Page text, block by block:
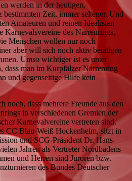
werden in der heutigen,
Zeit, immer seltener. Und
Amateuren und reinen Idealisten
Karnevalsvereine des Narrenrings,
Menschen wollen nur noch
aber will sich noch aktiv betätigen
Umso wichtiger ist es unter
dass man im Kurpfälzer Narrenring
und gegenseitige Hilfe kein
noch, dass mehrere Freunde aus den
in verschiedenen Gremien der
Karnevalvereine vertreten sind.
CC Blau-Weiß Hockenheim, sitzt in
und SCG-Präsident Dr. Hans-
Jahren als Vertreter Nordbadens
und Herren sind Juroren bzw.
des Bundes Deutscher